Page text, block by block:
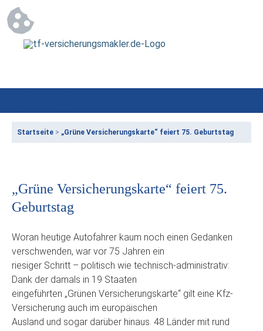
Startseite > „Grüne Versicherungskarte“ feiert 75. Geburtstag
„Grüne Versicherungskarte“ feiert 75.
Geburtstag
Woran heutige Autofahrer kaum noch einen Gedanken
verschwenden, war vor 75 Jahren ein
riesiger Schritt – politisch wie technisch-administrativ:
Dank der damals in 19 Staaten
eingeführten „Grünen Versicherungskarte“ gilt eine Kfz-
Versicherung auch im europäischen
Ausland und sogar darüber hinaus. 48 Länder mit rund